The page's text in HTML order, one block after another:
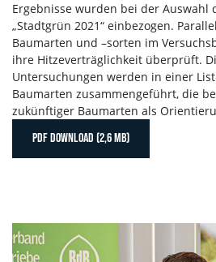
Ergebnisse wurden bei der Auswahl
„Stadtgrün 2021“ einbezogen.
Baumarten und –sorten im
ihre Hitzeverträglichkeit überprüft.
Untersuchungen werden in einer
Baumarten zusammengeführt, die
zukünftiger Baumarten als
PDF DOWNLOAD (2,6 MB)